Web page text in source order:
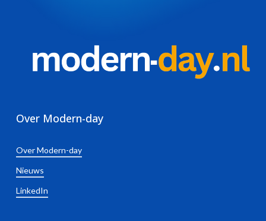
Over Modern-day
Over Modern-day
Nieuws
LinkedIn